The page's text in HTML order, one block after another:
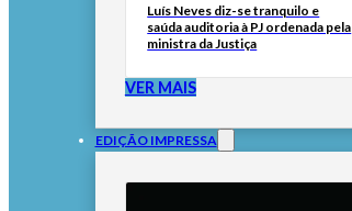
Luís Neves diz-se tranquilo e
saúda auditoria à PJ ordenada pela
ministra da Justiça
VER MAIS
EDIÇÃO IMPRESSA